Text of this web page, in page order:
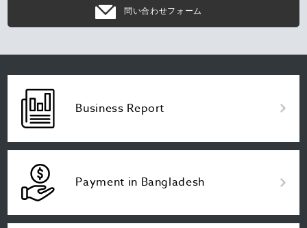
問い合わせフォーム
Business Report
Payment in Bangladesh